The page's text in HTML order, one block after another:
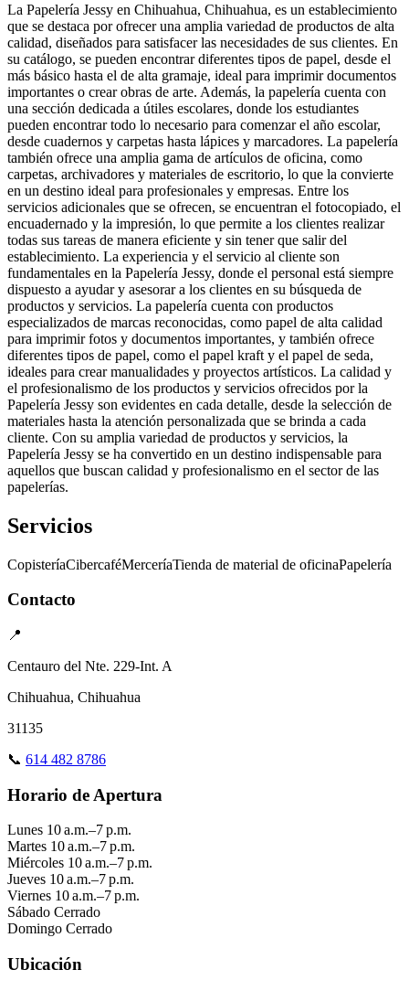
La Papelería Jessy en Chihuahua, Chihuahua, es un establecimiento
que se destaca por ofrecer una amplia variedad de productos de alta
calidad, diseñados para satisfacer las necesidades de sus clientes. En
su catálogo, se pueden encontrar diferentes tipos de papel, desde el
más básico hasta el de alta gramaje, ideal para imprimir documentos
importantes o crear obras de arte. Además, la papelería cuenta con
una sección dedicada a útiles escolares, donde los estudiantes
pueden encontrar todo lo necesario para comenzar el año escolar,
desde cuadernos y carpetas hasta lápices y marcadores. La papelería
también ofrece una amplia gama de artículos de oficina, como
carpetas, archivadores y materiales de escritorio, lo que la convierte
en un destino ideal para profesionales y empresas. Entre los
servicios adicionales que se ofrecen, se encuentran el fotocopiado, el
encuadernado y la impresión, lo que permite a los clientes realizar
todas sus tareas de manera eficiente y sin tener que salir del
establecimiento. La experiencia y el servicio al cliente son
fundamentales en la Papelería Jessy, donde el personal está siempre
dispuesto a ayudar y asesorar a los clientes en su búsqueda de
productos y servicios. La papelería cuenta con productos
especializados de marcas reconocidas, como papel de alta calidad
para imprimir fotos y documentos importantes, y también ofrece
diferentes tipos de papel, como el papel kraft y el papel de seda,
ideales para crear manualidades y proyectos artísticos. La calidad y
el profesionalismo de los productos y servicios ofrecidos por la
Papelería Jessy son evidentes en cada detalle, desde la selección de
materiales hasta la atención personalizada que se brinda a cada
cliente. Con su amplia variedad de productos y servicios, la
Papelería Jessy se ha convertido en un destino indispensable para
aquellos que buscan calidad y profesionalismo en el sector de las
papelerías.
Servicios
CopisteríaCibercaféMerceríaTienda de material de oficinaPapelería
Contacto
📍
Centauro del Nte. 229-Int. A
Chihuahua, Chihuahua
31135
📞 614 482 8786
Horario de Apertura
Lunes 10 a.m.–7 p.m.
Martes 10 a.m.–7 p.m.
Miércoles 10 a.m.–7 p.m.
Jueves 10 a.m.–7 p.m.
Viernes 10 a.m.–7 p.m.
Sábado Cerrado
Domingo Cerrado
Ubicación